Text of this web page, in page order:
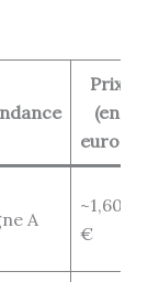
Prix
(en
euros)
A
~1,60
€